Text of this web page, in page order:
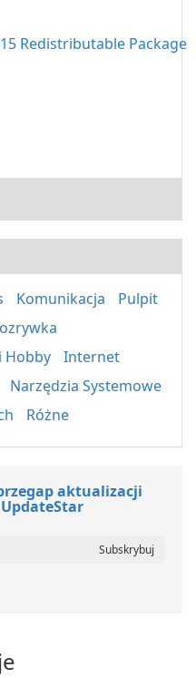
Komunikacja
Pulpit
Hobby
Internet
Narzędzia Systemowe
Różne
aktualizacji